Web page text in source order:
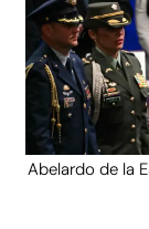
Abelardo de la